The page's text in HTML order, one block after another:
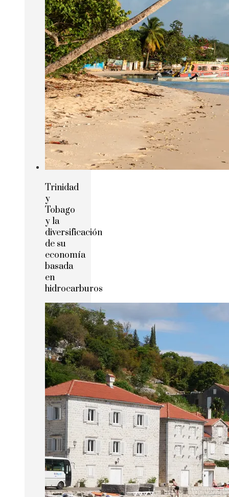
Trinidad
y
Tobago
y la
diversificación
de su
economía
basada
en
hidrocarburos